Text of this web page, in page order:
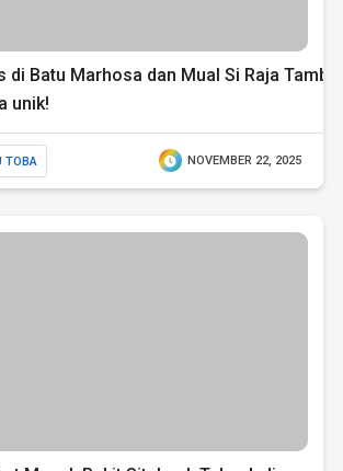
di Batu Marhosa dan Mual Si Raja Tamba
unik!
TOBA NOVEMBER 22, 2025